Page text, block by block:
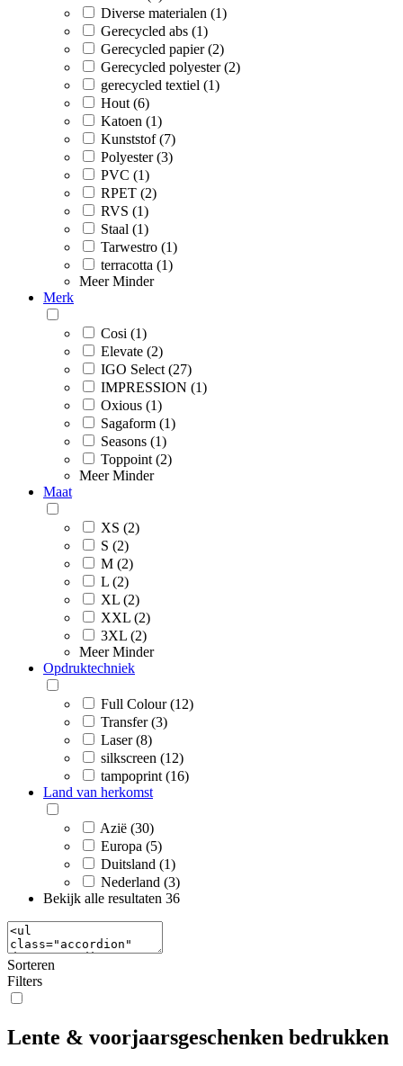
Diverse materialen (1)
Gerecycled abs (1)
Gerecycled papier (2)
Gerecycled polyester (2)
gerecycled textiel (1)
Hout (6)
Katoen (1)
Kunststof (7)
Polyester (3)
PVC (1)
RPET (2)
RVS (1)
Staal (1)
Tarwestro (1)
terracotta (1)
Meer Minder
Merk
Cosi (1)
Elevate (2)
IGO Select (27)
IMPRESSION (1)
Oxious (1)
Sagaform (1)
Seasons (1)
Toppoint (2)
Meer Minder
Maat
XS (2)
S (2)
M (2)
L (2)
XL (2)
XXL (2)
3XL (2)
Meer Minder
Opdruktechniek
Full Colour (12)
Transfer (3)
Laser (8)
silkscreen (12)
tampoprint (16)
Land van herkomst
Azië (30)
Europa (5)
Duitsland (1)
Nederland (3)
Bekijk alle resultaten 36
Sorteren
Filters
Lente & voorjaarsgeschenken bedrukken